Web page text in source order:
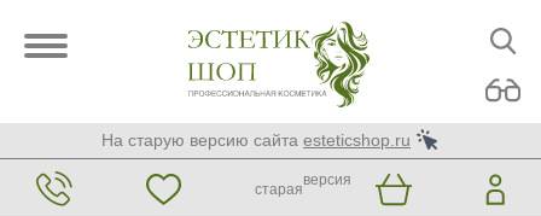
На старую версию сайта esteticshop.ru
старая
версия